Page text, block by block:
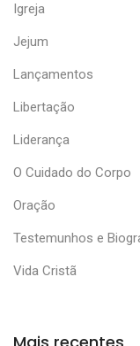
Igreja
Jejum
Lançamentos
Libertação
Liderança
O Cuidado do Corpo
Oração
Testemunhos e
Vida Cristã